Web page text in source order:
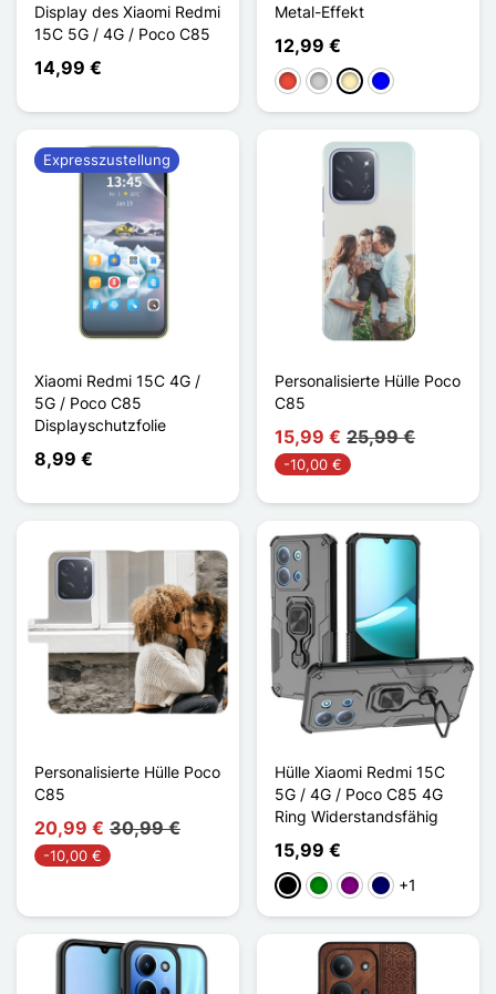
Display des Xiaomi Redmi
15C 5G / 4G / Poco C85
14,99 €
Metal-Effekt
12,99 €
Rot SilberGolden
Blau
Xiaomi Redmi 15C 4G /
5G / Poco C85
Displayschutzfolie
8,99 €
Expresszustellung
Personalisierte Hülle Poco
C85
15,99 € 25,99 €
-10,00 €
Personalisierte Hülle Poco
C85
20,99 € 30,99 €
-10,00 €
Hülle Xiaomi Redmi 15C
5G / 4G / Poco C85 4G
Ring Widerstandsfähig
15,99 €
Schwarz
GrünViolettMarineblau
+1